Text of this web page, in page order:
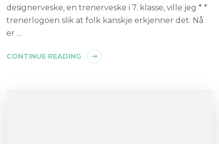
designerveske, en trenerveske i 7. klasse, ville jeg * *
trenerlogoen slik at folk kanskje erkjenner det. Nå
er …
CONTINUE READING